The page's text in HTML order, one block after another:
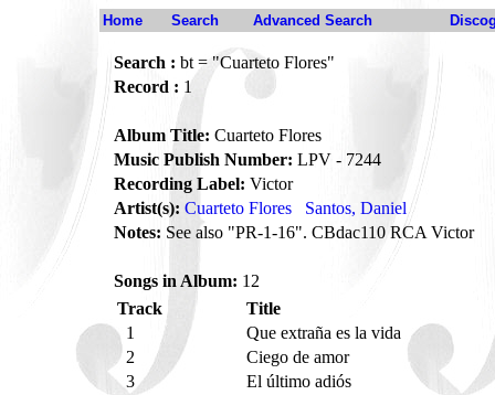
Home Search Advanced Search
Search : bt = "Cuarteto Flores"
Record : 1
Album Title: Cuarteto Flores
Music Publish Number: LPV - 7244
Recording Label: Victor
Artist(s): Cuarteto Flores
Santos, Daniel
Notes: See also "PR-1-16". CBdac110 RCA Victor
Songs in Album: 12
Track
Title
1
Que extraña es la vida
2
Ciego de amor
3
El último adiós